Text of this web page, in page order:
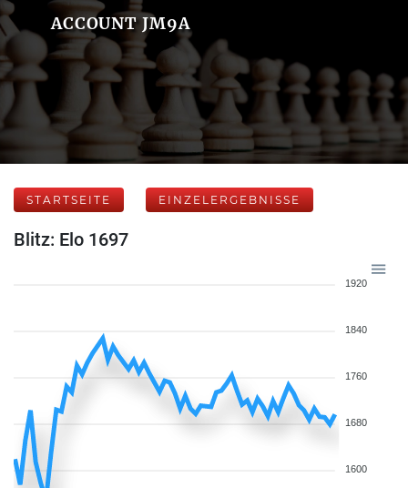
ACCOUNT JM9A
STARTSEITE EINZELERGEBNISSE
Blitz: Elo 1697
1920
1840
1760
1680
1600